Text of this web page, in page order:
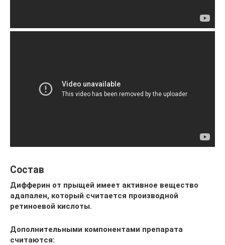
Состав
Дифферин от прыщей имеет активное вещество
адапален, который считается производной
ретиноевой кислоты.
Дополнительными компонентами препарата
считаются: